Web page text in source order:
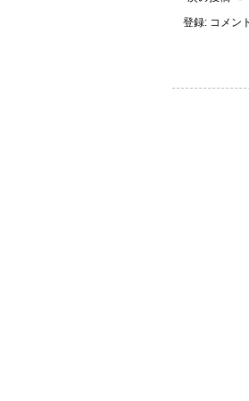
登録: コメン